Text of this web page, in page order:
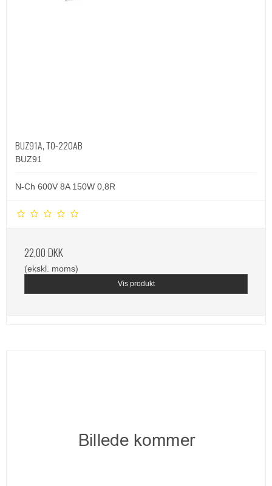
BUZ91A, TO-220AB
BUZ91
N-Ch 600V 8A 150W 0,8R
22,00 DKK
(ekskl. moms)
Vis produkt